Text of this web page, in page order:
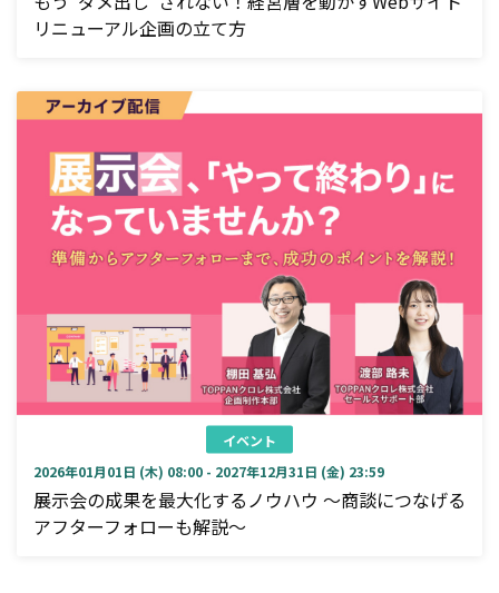
リニューアル企画の立て方
イベント
2026年01月01日 (木) 08:00 - 2027年12月31日 (金) 23:59
展示会の成果を最大化するノウハウ ～商談につなげる
アフターフォローも解説～